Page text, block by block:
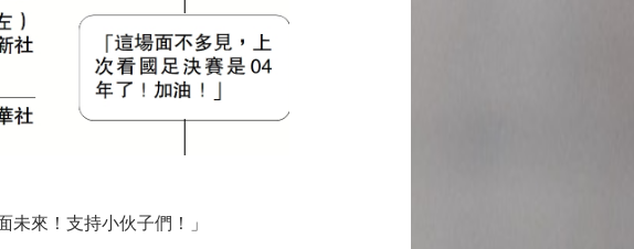
來！支持小伙子們！」